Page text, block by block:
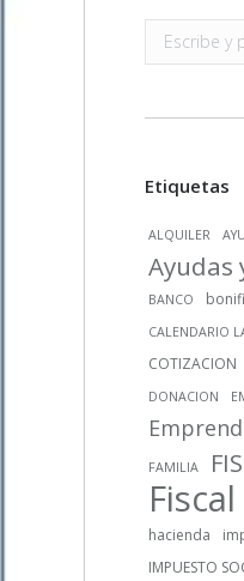
Buscar:
Etiquetas
ALQUILER
Ayudas
BANCO
CALENDARIO
COTIZACION
DONACION
FAMILIA
hacienda
IMPUESTO